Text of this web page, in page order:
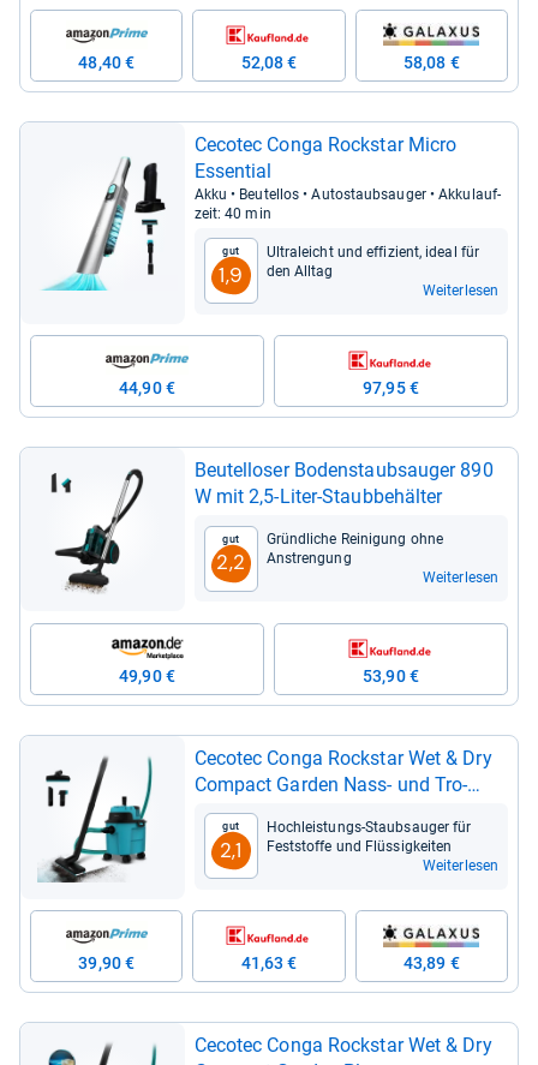
48,40 € 52,08 € 58,08 €
Ceco­tec Conga Rock­star Micro
Essen­tial
Akku • Beu­tel­los • Autostaub­sau­ger • Akku­lauf­
zeit: 40 min
Gut
1,9
Ultra­leicht und effi­zi­ent, ideal für
den All­tag
Weiterlesen
44,90 € 97,95 €
Beu­tel­lo­ser Boden­staub­sau­ger 890
W mit 2,5-​Liter-​Staub­be­häl­ter
Gut
2,2
Gründ­li­che Rei­ni­gung ohne
Anstren­gung
Weiterlesen
49,90 € 53,90 €
Ceco­tec Conga Rock­star Wet & Dry
Com­pact Gar­den Nass-​ und Tro­
ckensau­ger
Gut
2,1
Hoch­leis­tungs-​Staub­sau­ger für
Fest­stoffe und Flüs­sig­kei­ten
Weiterlesen
39,90 € 41,63 € 43,89 €
Ceco­tec Conga Rock­star Wet & Dry